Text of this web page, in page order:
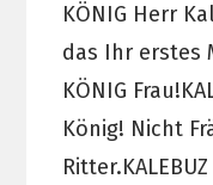
KÖNIG Herr
das Ihr erstes
KÖNIG
König! Nicht